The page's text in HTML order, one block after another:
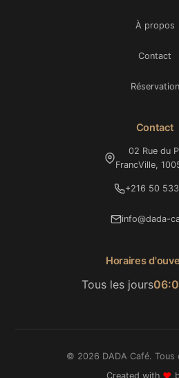
À propos
Contact
Réservation
Contact
02 Rue du
FrancVille,
+216 50 533
info@dada-
Horaires
Tous les jours
© 2026 DADA Café. Tous
Created with ❤️